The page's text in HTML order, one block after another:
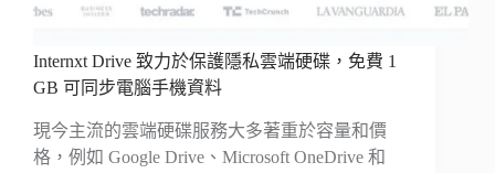
Internxt Drive 致力於保護隱私雲端硬碟，免費 1
GB 可同步電腦手機資料
現今主流的雲端硬碟服務大多著重於容量和價
格，例如 Google Drive、Microsoft OneDrive 和